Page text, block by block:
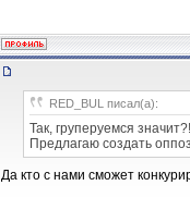
RED_BUL писал(а):
Так, груперуемся
Предлагаю создать
Да кто с нами сможет